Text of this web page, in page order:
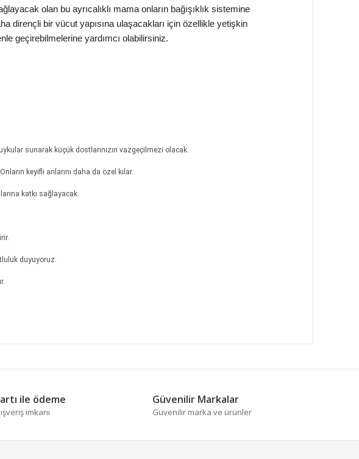
olan bu ayrıcalıklı mama onların bağışıklık sistemine
dirençli bir vücut yapısına ulaşacakları için özellikle yetişkin
geçirebilmelerine yardımcı olabilirsiniz.
sunarak küçük dostlarınızın vazgeçilmezi olacak.
keyifli anlarını daha da özel kılar.
katkı sağlayacak.
duyuyoruz.
ile ödeme
imkanı
Güvenilir Markalar
Güvenilir marka ve ürünler